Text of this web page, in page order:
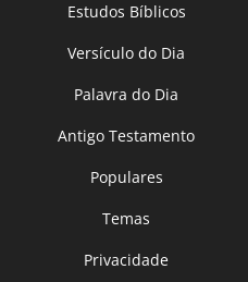
Estudos Bíblicos
Versículo do Dia
Palavra do Dia
Antigo Testamento
Populares
Temas
Privacidade